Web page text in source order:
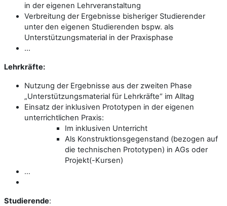
in der eigenen Lehrveranstaltung
Verbreitung der Ergebnisse bisheriger Studierender
unter den eigenen Studierenden bspw. als
Unterstützungsmaterial in der Praxisphase
...
Lehrkräfte:
Nutzung der Ergebnisse aus der zweiten Phase
„Unterstützungsmaterial für Lehrkräfte“ im Alltag
Einsatz der inklusiven Prototypen in der eigenen
unterrichtlichen Praxis:
Im inklusiven Unterricht
Als Konstruktionsgegenstand (bezogen auf
die technischen Prototypen) in AGs oder
Projekt(-Kursen)
...
Studierende: